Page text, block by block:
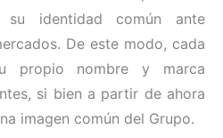
identidad común ante
De este modo, cada
propio nombre y marca
si bien a partir de ahora
imagen común del Grupo.